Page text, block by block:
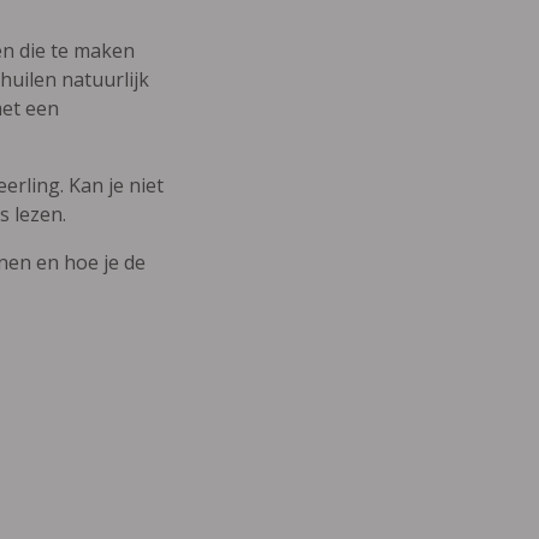
die te maken
natuurlijk
een
Kan je niet
lezen.
en hoe je de